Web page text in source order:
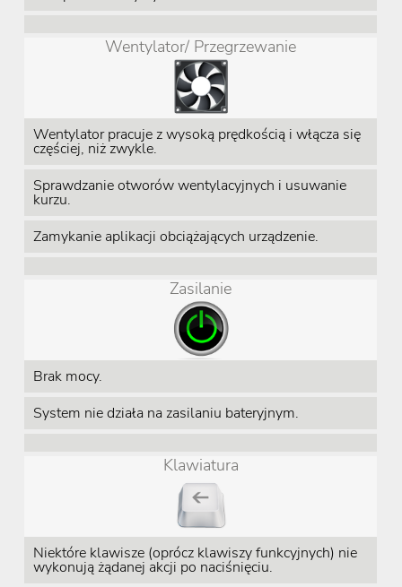
Wentylator/ Przegrzewanie
Wentylator pracuje z wysoką prędkością i włącza się
częściej, niż zwykle.
Sprawdzanie otworów wentylacyjnych i usuwanie
kurzu.
Zamykanie aplikacji obciążających urządzenie.
Zasilanie
Brak mocy.
System nie działa na zasilaniu bateryjnym.
Klawiatura
Niektóre klawisze (oprócz klawiszy funkcyjnych) nie
wykonują żądanej akcji po naciśnięciu.